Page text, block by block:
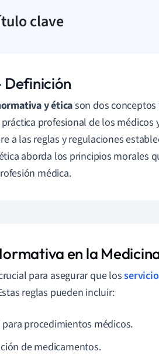
clave
Definición
y éticason dos
profesional de los médicos
a las reglas y regulaciones
aborda los principios morales
médica.
en la
para asegurar que los
reglas pueden incluir:
procedimientos médicos.
de medicamentos.